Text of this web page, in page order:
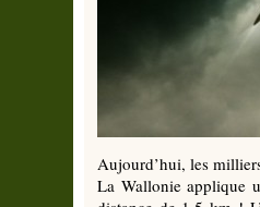
Aujourd’hui, les
La Wallonie applique